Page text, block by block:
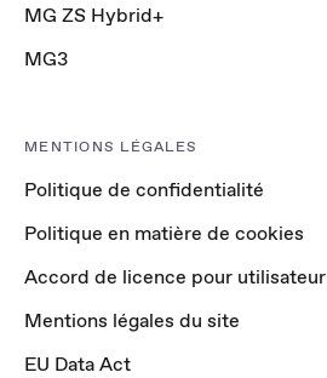
MG ZS Hybrid+
MG3
MENTIONS LÉGALES
Politique de confidentialité
Politique en matière de cookies
Accord de licence pour utilisateur
Mentions légales du site
EU Data Act